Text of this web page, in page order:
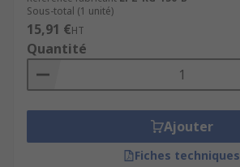
Sous-total (1 unité)
15,91 €HT
Quantité
Ajouter
Fiches techniques